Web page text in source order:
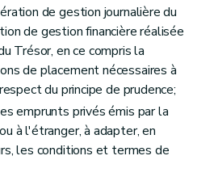
de gestion journalière du
de gestion financière réalisée
Trésor, en ce compris la
de placement nécessaires à
du principe de prudence;
emprunts privés émis par la
à l'étranger, à adapter, en
les conditions et termes de